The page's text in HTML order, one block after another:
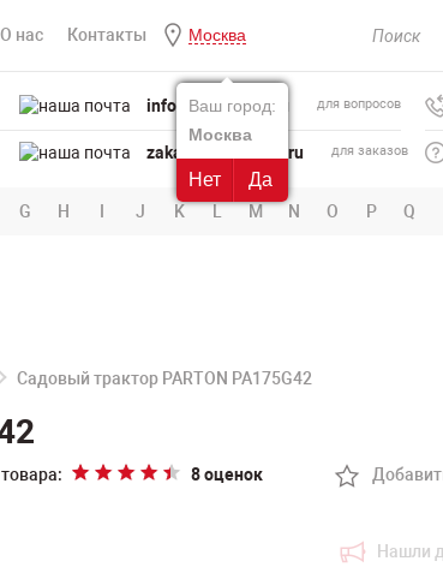
О нас Контакты Москва
Ваш город:
Москва
Нет Да
info@powertool.ru для вопросов
zakaz@powertool.ru для заказов
G H I J K L M N O P Q
Садовый трактор PARTON PA175G42
8 оценок
Нашли